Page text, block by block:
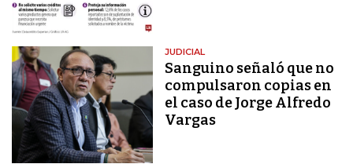
JUDICIAL
Sanguino señaló que no
compulsaron copias en
el caso de Jorge Alfredo
Vargas